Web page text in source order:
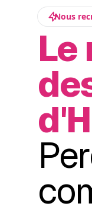
Nous
Le